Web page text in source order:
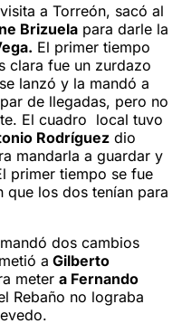
a Torreón, sacó al
Brizuela para darle la
El primer tiempo
clara fue un zurdazo
lanzó y la mandó a
de llegadas, pero no
El cuadro local tuvo
Rodríguez dio
mandarla a guardar y
primer tiempo se fue
que los dos tenían para
mandó dos cambios
a Gilberto
meter a Fernando
Rebaño no lograba